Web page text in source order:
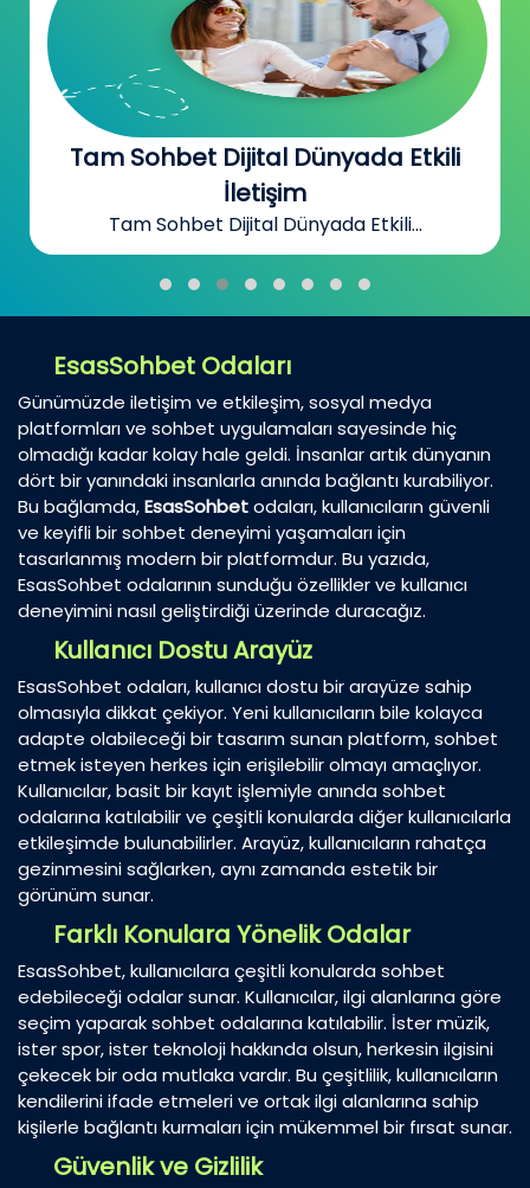
Tam Sohbet Dijital Dünyada Etkili
İletişim
Tam Sohbet Dijital Dünyada Etkili...
EsasSohbet Odaları
Günümüzde iletişim ve etkileşim, sosyal medya
platformları ve sohbet uygulamaları sayesinde hiç
olmadığı kadar kolay hale geldi. İnsanlar artık dünyanın
dört bir yanındaki insanlarla anında bağlantı kurabiliyor.
Bu bağlamda,EsasSohbetodaları, kullanıcıların güvenli
ve keyifli bir sohbet deneyimi yaşamaları için
tasarlanmış modern bir platformdur. Bu yazıda,
EsasSohbet odalarının sunduğu özellikler ve kullanıcı
deneyimini nasıl geliştirdiği üzerinde duracağız.
Kullanıcı Dostu Arayüz
EsasSohbet odaları, kullanıcı dostu bir arayüze sahip
olmasıyla dikkat çekiyor. Yeni kullanıcıların bile kolayca
adapte olabileceği bir tasarım sunan platform, sohbet
etmek isteyen herkes için erişilebilir olmayı amaçlıyor.
Kullanıcılar, basit bir kayıt işlemiyle anında sohbet
odalarına katılabilir ve çeşitli konularda diğer kullanıcılarla
etkileşimde bulunabilirler. Arayüz, kullanıcıların rahatça
gezinmesini sağlarken, aynı zamanda estetik bir
görünüm sunar.
Farklı Konulara Yönelik Odalar
EsasSohbet, kullanıcılara çeşitli konularda sohbet
edebileceği odalar sunar. Kullanıcılar, ilgi alanlarına göre
seçim yaparak sohbet odalarına katılabilir. İster müzik,
ister spor, ister teknoloji hakkında olsun, herkesin ilgisini
çekecek bir oda mutlaka vardır. Bu çeşitlilik, kullanıcıların
kendilerini ifade etmeleri ve ortak ilgi alanlarına sahip
kişilerle bağlantı kurmaları için mükemmel bir fırsat sunar.
Güvenlik ve Gizlilik